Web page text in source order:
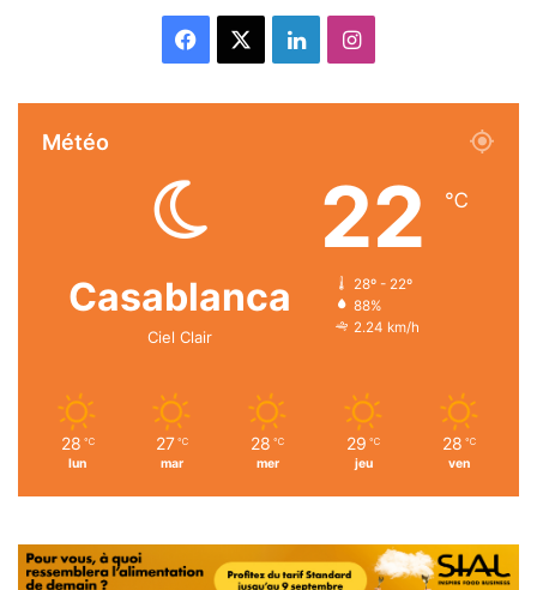
Facebook LinkedinInstagram
Météo
Casablanca
Ciel Clair
22 ℃
28º - 22º
88%
2.24 km/h
28 ℃
lun
27 ℃
mar
28 ℃
mer
29 ℃
jeu
28 ℃
ven